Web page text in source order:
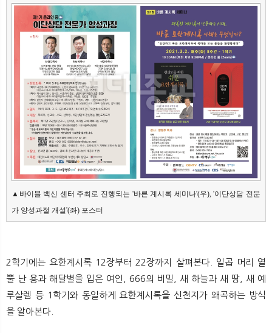
▲바이블 백신 센터 주최로 진행되는 '바른 계시록 세미나'(우), '이단상담 전문
가 양성과절 개설'(좌) 포스터
2학기에는 요한계시록 12장부터 22장까지 살펴본다. 일곱 머리 열
뿔 난 용과 해달별을 입은 여인, 666의 비밀, 새 하늘과 새 땅, 새 예
루살렘 등 1학기와 동일하게 요한계시록을 신천지가 왜곡하는 방식
을 알아본다.